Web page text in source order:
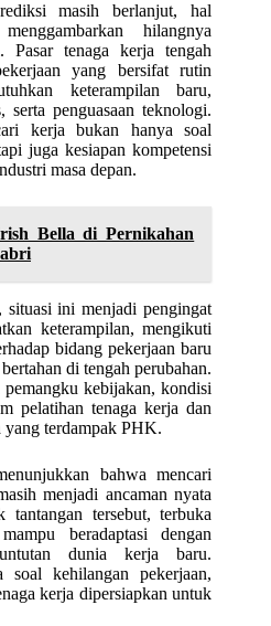
masih berlanjut, hal
hilangnya
Pasar tenaga kerja tengah
yang bersifat rutin
keterampilan baru,
serta penguasaan teknologi.
kerja bukan hanya soal
juga kesiapan kompetensi
masa depan.
Bella di Pernikahan
ini menjadi pengingat
keterampilan, mengikuti
bidang pekerjaan baru
di tengah perubahan.
pemangku kebijakan, kondisi
pelatihan tenaga kerja dan
yang terdampak PHK.
bahwa mencari
menjadi ancaman nyata
tersebut, terbuka
beradaptasi dengan
dunia kerja baru.
kehilangan pekerjaan,
kerja dipersiapkan untuk